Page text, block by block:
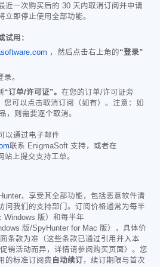
近一次购买后的 30 天内取消订阅并申请
即停止使用全部功能。
试用：
，然后点击右上角的“登录”
。
“订单/许可证”。 在您的订单/许可证旁
您可以点击取消订阅（如有）。注意：如
，则需要逐个取消。
以通过电子邮件
联系 EnigmaSoft 支持，或者在
站上提交支持工单。
，享受其全部功能，包括恶意软件清
问我们的支持部门。订阅价格通常为每半
Windows 版）和每半年
版/SpyHunter for Mac 版），具体价
条款为准（这些条款已通过引用并入本
销活动而异，详情请参阅购买页面）。您
的标准订阅费 自动续订，续订期限与首次